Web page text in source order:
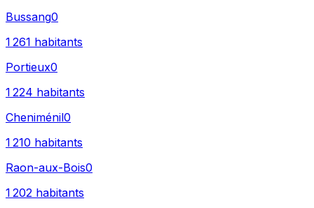
Bussang0
1 261 habitants
Portieux0
1 224 habitants
Cheniménil0
1 210 habitants
Raon-aux-Bois0
1 202 habitants